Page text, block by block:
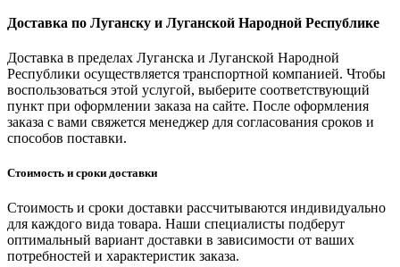
Доставка по Луганску и Луганской Народной Республике
Доставка в пределах Луганска и Луганской Народной
Республики осуществляется транспортной компанией. Чтобы
воспользоваться этой услугой, выберите соответствующий
пункт при оформлении заказа на сайте. После оформления
заказа с вами свяжется менеджер для согласования сроков и
способов поставки.
Стоимость и сроки доставки
Стоимость и сроки доставки рассчитываются индивидуально
для каждого вида товара. Наши специалисты подберут
оптимальный вариант доставки в зависимости от ваших
потребностей и характеристик заказа.